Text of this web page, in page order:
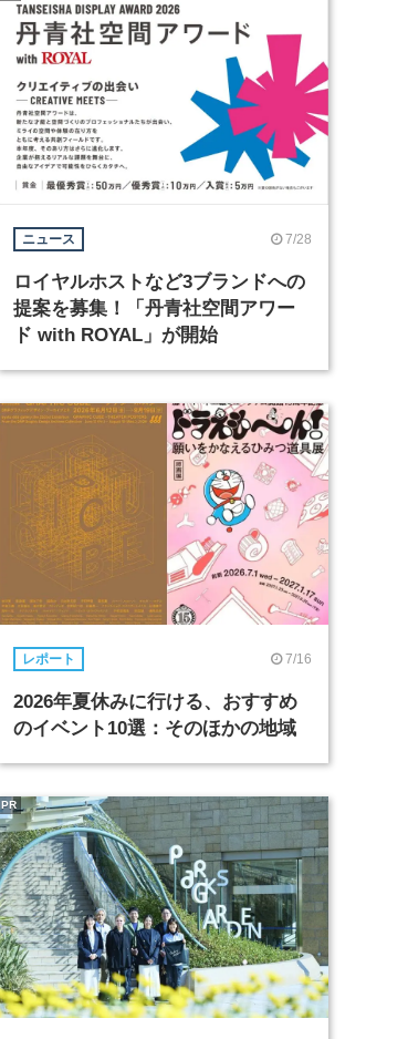
ニュース 7/28
ロイヤルホストなど3ブランドへの
提案を募集！「丹青社空間アワー
ド with ROYAL」が開始
レポート 7/16
2026年夏休みに行ける、おすすめ
のイベント10選：そのほかの地域
PR